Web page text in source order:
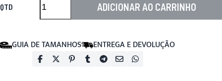
QTD ADICIONAR AO CARRINHO
GUIA DE TAMANHOS ENTREGA E DEVOLUÇÃO